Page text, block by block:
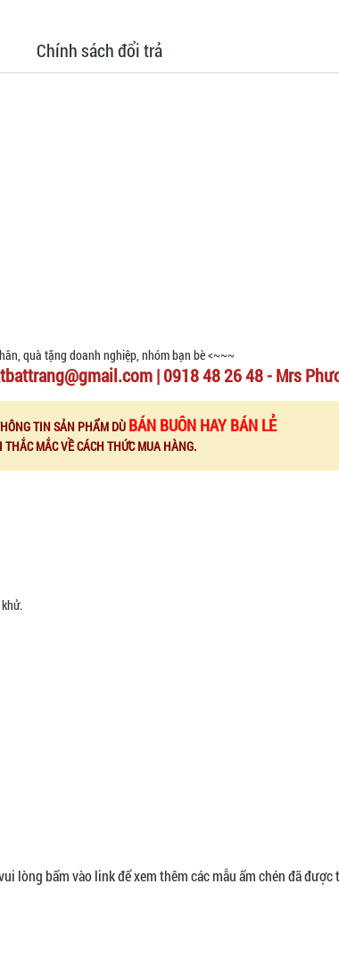
Chính sách đổi trả
quà tặng doanh nghiệp, nhóm bạn bè <~~~
| 0918 48 26 48 - Mrs
TIN SẢN PHẨM DÙ BÁN BUÔN HAY BÁN LẺ
MẮC VỀ CÁCH THỨC MUA HÀNG.
lòng bấm vào link để xem thêm các mẫu ấm chén đã được